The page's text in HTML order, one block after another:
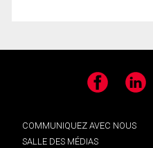
Facebook LinkedIn
COMMUNIQUEZ AVEC NOUS
SALLE DES MÉDIAS